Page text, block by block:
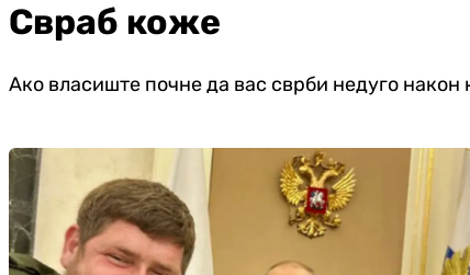
Свраб коже
Ако власиште почне да вас сврби недуго након